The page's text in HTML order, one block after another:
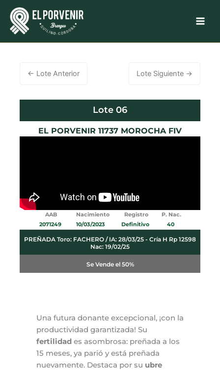
contenido
← Lote Anterior Lote Siguiente →
Lote 06
EL PORVENIR 11737 MOROCHA FIV
AAB Nacimiento Registro P. Nac.
2071249 10/03/2023 Definitivo 40
PREÑADA Toro: FACHERO / IA: 28/03/25 - Cría H Rp 12598
Nac: 19/02/25
Se Vende el 50%
Una futura donante excepcional, ¡con la
productividad garantizada! Su
fertilidad es asombrosa: preñada a los
15 meses, ya parió y está preñada
nuevamente. Destaca por su ubre